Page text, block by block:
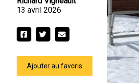
13 avril 2026
Ajouter au favoris